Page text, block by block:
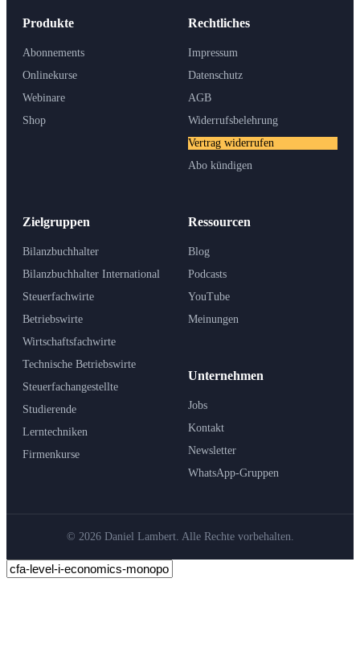
Produkte
Abonnements
Onlinekurse
Webinare
Shop
Zielgruppen
Bilanzbuchhalter
Bilanzbuchhalter International
Steuerfachwirte
Betriebswirte
Wirtschaftsfachwirte
Technische Betriebswirte
Steuerfachangestellte
Studierende
Lerntechniken
Firmenkurse
Ressourcen
Blog
Podcasts
YouTube
Meinungen
Unternehmen
Jobs
Kontakt
Newsletter
WhatsApp-Gruppen
Rechtliches
Impressum
Datenschutz
AGB
Widerrufsbelehrung
Vertrag widerrufen
Abo kündigen
© 2026 Daniel Lambert. Alle Rechte vorbehalten.